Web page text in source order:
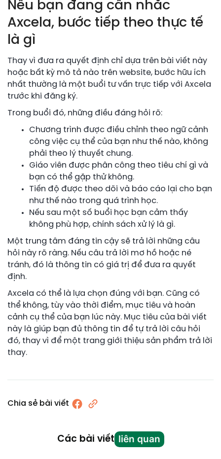
Nếu bạn đang cân nhắc
Axcela, bước tiếp theo thực tế
là gì
Thay vì đưa ra quyết định chỉ dựa trên bài viết này
hoặc bất kỳ mô tả nào trên website, bước hữu ích
nhất thường là một buổi tư vấn trực tiếp với Axcela
trước khi đăng ký.
Trong buổi đó, những điều đáng hỏi rõ:
Chương trình được điều chỉnh theo ngữ cảnh
công việc cụ thể của bạn như thế nào, không
phải theo lý thuyết chung.
Giáo viên được phân công theo tiêu chí gì và
bạn có thể gặp thử không.
Tiến độ được theo dõi và báo cáo lại cho bạn
như thế nào trong quá trình học.
Nếu sau một số buổi học bạn cảm thấy
không phù hợp, chính sách xử lý là gì.
Một trung tâm đáng tin cậy sẽ trả lời những câu
hỏi này rõ ràng. Nếu câu trả lời mơ hồ hoặc né
tránh, đó là thông tin có giá trị để đưa ra quyết
định.
Axcela có thể là lựa chọn đúng với bạn. Cũng có
thể không, tùy vào thời điểm, mục tiêu và hoàn
cảnh cụ thể của bạn lúc này. Mục tiêu của bài viết
này là giúp bạn đủ thông tin để tự trả lời câu hỏi
đó, thay vì để một trang giới thiệu sản phẩm trả lời
thay.
Chia sẻ bài viết
Các bài viết liên quan